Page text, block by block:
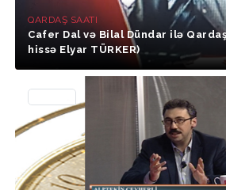
QARDAŞ SAATI
Cafer Dal və Bilal Dündar ilə
hissə Elyar TÜRKER)